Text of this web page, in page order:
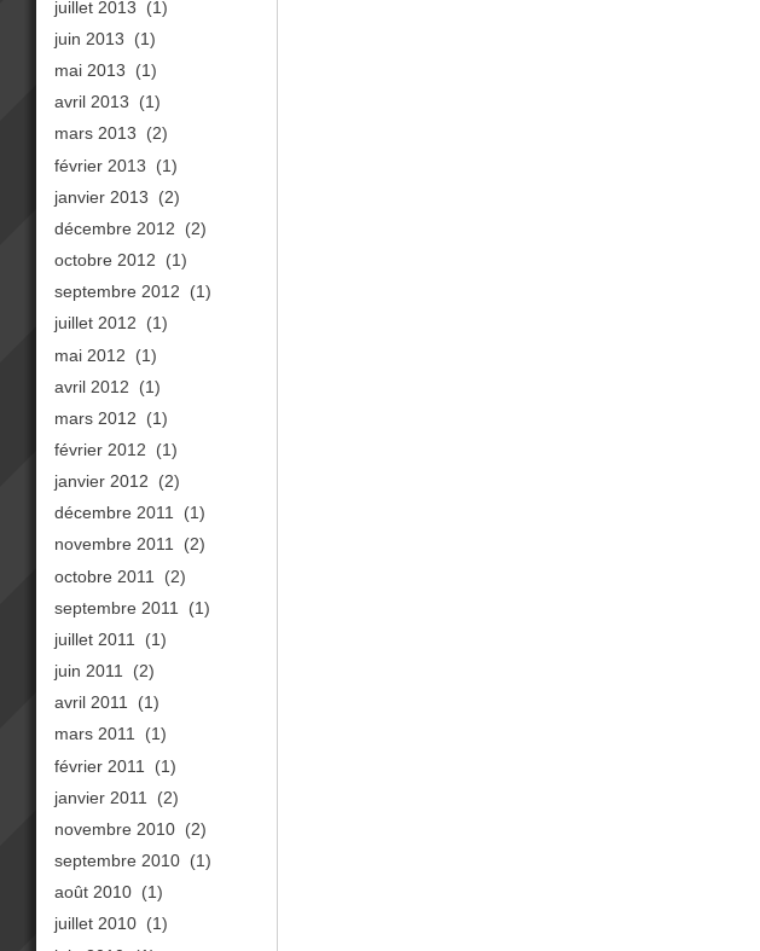
juillet 2013
(1)
juin 2013
(1)
mai 2013
(1)
avril 2013
(1)
mars 2013
(2)
février 2013
(1)
janvier 2013
(2)
décembre 2012
(2)
octobre 2012
(1)
septembre 2012
(1)
juillet 2012
(1)
mai 2012
(1)
avril 2012
(1)
mars 2012
(1)
février 2012
(1)
janvier 2012
(2)
décembre 2011
(1)
novembre 2011
(2)
octobre 2011
(2)
septembre 2011
(1)
juillet 2011
(1)
juin 2011
(2)
avril 2011
(1)
mars 2011
(1)
février 2011
(1)
janvier 2011
(2)
novembre 2010 (2)
septembre 2010 (1)
août 2010 (1)
juillet 2010 (1)